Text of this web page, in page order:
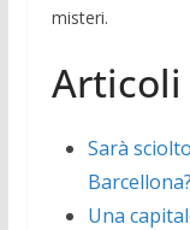
misteri.
Sarà
Barcellona?
Una